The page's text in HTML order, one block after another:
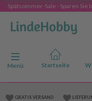
Spätsommer-Sale - Sparen Sie
Anzeige ändern
Menü
GRATIS VERSAND